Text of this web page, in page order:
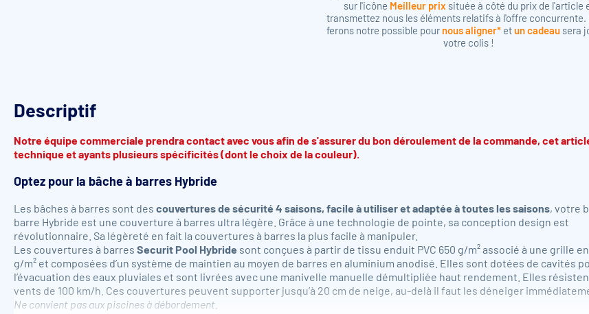
sur l'icône Meilleur prixsituée à côté du prix de l'article
transmettez nous les éléments relatifs à l'offre concurrente.
ferons notre possible pour nous aligner* etun cadeau sera
votre colis !
Descriptif
Notre équipe commerciale prendra contact avec vous afin de s'assurer du bon déroulement de la commande, cet
technique et ayants plusieurs spécificités (dont le choix de la couleur).
Optez pour la bâche à barres Hybride
Les bâches à barres sont des couvertures de sécurité 4 saisons, facile à utiliser et adaptée à toutes les saisons, votre
barre Hybride est une couverture à barres ultra légère. Grâce à une technologie de pointe, sa conception design est
révolutionnaire. Sa légèreté en fait la couvertures à barres la plus facile à manipuler.
Les couvertures à barres Securit Pool Hybride sont conçues à partir de tissu enduit PVC 650 g/m² associé à une grille
g/m² et composées d’un système de maintien au moyen de barres en aluminium anodisé. Elles sont dotées de cavités
l’évacuation des eaux pluviales et sont livrées avec une manivelle manuelle démultipliée haut rendement. Elles
vents de 100 km/h. Ces couvertures peuvent supporter jusqu’à 20 cm de neige, au-delà il faut les déneiger
Ne convient pas aux piscines à débordement.